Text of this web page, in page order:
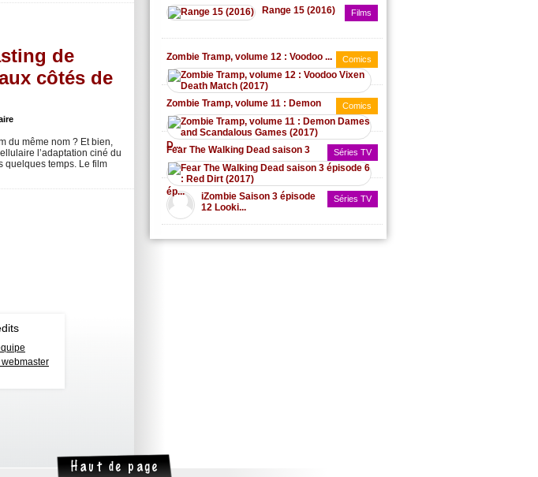
de
côtés de
du même nom ? Et bien,
l’adaptation ciné du
quelques temps. Le film
webmaster